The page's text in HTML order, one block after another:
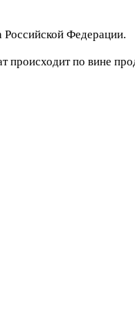
Российской Федерации.
происходит по вине